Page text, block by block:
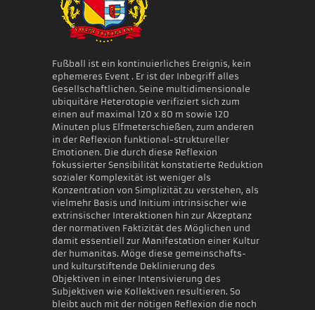
Fußball ist ein kontinuierliches Ereignis, kein
ephemeres Event . Er ist der Inbegriff alles
Gesellschaftlichen. Seine multidimensionale
ubiquitäre Heterotopie verifiziert sich zum
einen auf maximal 120 x 80 m sowie 120
Minuten plus Elfmeterschießen, zum anderen
in der Reflexion funktional-struktureller
Emotionen. Die durch diese Reflexion
fokussierter Sensibilität konstatierte Reduktion
sozialer Komplexität ist weniger als
Konzentration von Simplizität zu verstehen, als
vielmehr Basis und Initium intrinsischer wie
extrinsischer Interaktionen hin zur Akzeptanz
der normativen Faktizität des Möglichen und
damit essentiell zur Manifestation einer Kultur
der humanitas. Möge diese gemeinschafts-
und kulturstiftende Deklinierung des
Objektiven in einer Intensivierung des
Subjektiven wie Kollektiven resultieren. So
bleibt auch mit der nötigen Reflexion die noch